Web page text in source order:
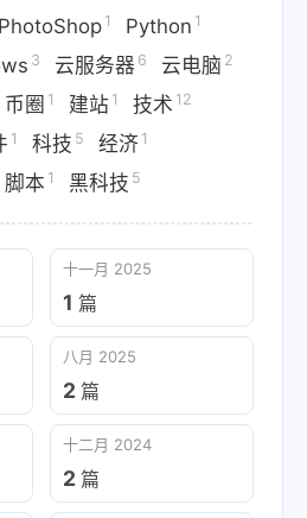
PhotoShop 1 Python 1
3 云服务器 6 云电脑 2
币圈 1 建站 1 技术 12
1 科技 5 经济 1
脚本 1 黑科技 5
十一月 2025
1 篇
八月 2025
2 篇
十二月 2024
2 篇